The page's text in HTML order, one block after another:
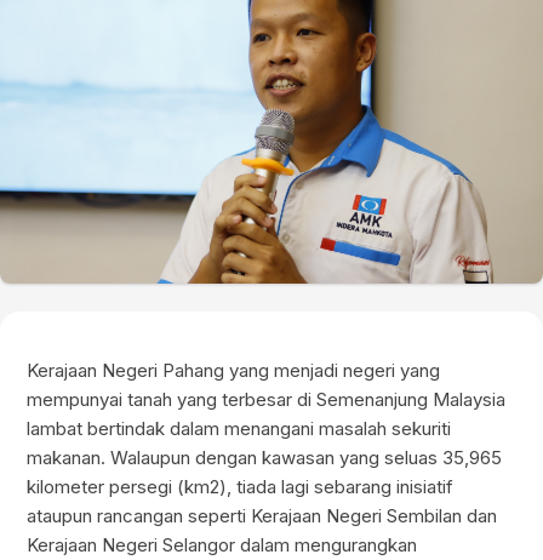
Kerajaan Negeri Pahang yang menjadi negeri yang
mempunyai tanah yang terbesar di Semenanjung Malaysia
lambat bertindak dalam menangani masalah sekuriti
makanan. Walaupun dengan kawasan yang seluas 35,965
kilometer persegi (km2), tiada lagi sebarang inisiatif
ataupun rancangan seperti Kerajaan Negeri Sembilan dan
Kerajaan Negeri Selangor dalam mengurangkan